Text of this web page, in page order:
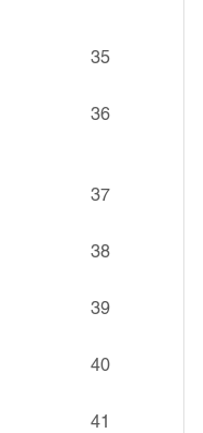
35
36
37
38
39
40
41